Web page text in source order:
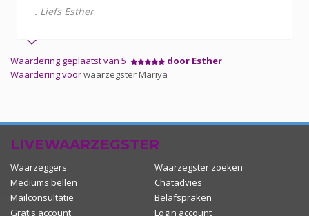
. Liefs Esther
Waardering geplaatst van 5
door Esther
Waardering voorwaarzegster Mariya
LIVEWAARZEGSTER
Waarzeggers
Waarzegster zoeken
Mediums bellen
Chatadvies
Mailconsultatie
Belafspraken
Gratis account
Login account